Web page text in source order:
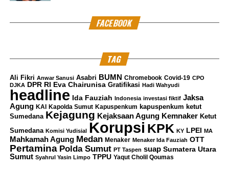
FACEBOOK
TAG
Ali Fikri Anwar Sanusi Asabri BUMN Chromebook Covid-19 CPO
DJKA
DPR RI Eva Chairunisa Gratifikasi Hadi Wahyudi
headline Ida Fauziah Indonesia investasi fiktif Jaksa
Agung KAI Kapolda Sumut Kapuspenkum kapuspenkum ketut
Sumedana Kejagung Kejaksaan Agung Kemnaker Ketut
Sumedana Komisi Yudisial Korupsi KPK KY LPEI MA
Mahkamah Agung Medan Menaker Menaker Ida Fauziah OTT
Pertamina Polda Sumut PT Taspen suap Sumatera Utara
Sumut Syahrul Yasin Limpo TPPU Yaqut Cholil Qoumas